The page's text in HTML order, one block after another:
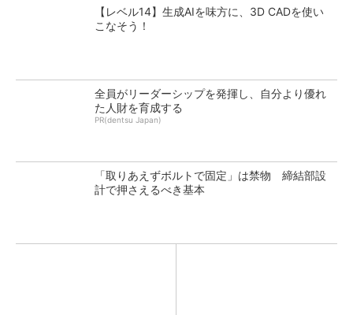
【レベル14】生成AIを味方に、3D CADを使い
こなそう！
全員がリーダーシップを発揮し、自分より優れ
た人財を育成する
PR(dentsu Japan)
「取りあえずボルトで固定」は禁物 締結部設
計で押さえるべき基本